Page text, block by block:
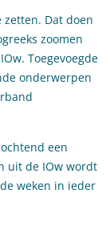
Dat doen
zoomen
Toegevoegde
onderwerpen
een
uit de IOw wordt
weken in ieder